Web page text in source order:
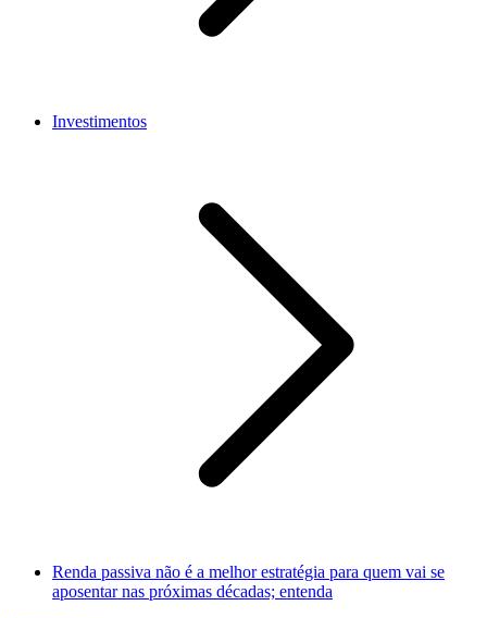
Investimentos
Renda passiva não é a melhor estratégia para quem vai se
aposentar nas próximas décadas; entenda